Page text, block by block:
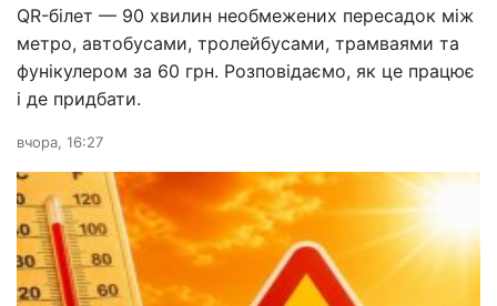
QR-білет — 90 хвилин необмежених пересадок між
метро, автобусами, тролейбусами, трамваями та
фунікулером за 60 грн. Розповідаємо, як це працює
і де придбати.
вчора, 16:27